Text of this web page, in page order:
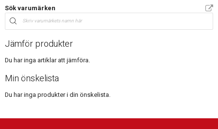
Sök varumärken
Jämför produkter
Du har inga artiklar att jämföra.
Min önskelista
Du har inga produkter i din önskelista.